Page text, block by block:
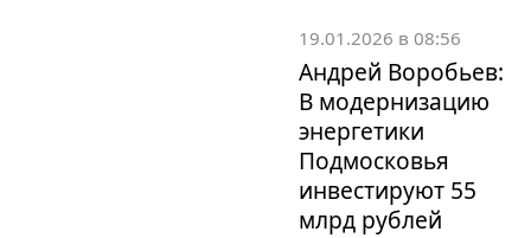
19.01.2026 в 08:56
Андрей Воробьев:
В модернизацию
энергетики
Подмосковья
инвестируют 55
млрд рублей